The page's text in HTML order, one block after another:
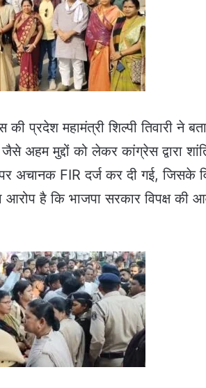
की प्रदेश महामंत्री शिल्पी तिवारी
जैसे अहम मुद्दों को लेकर कांग्रेस द्वारा
अचानक FIR दर्ज कर दी गई, जिसके
है कि भाजपा सरकार विपक्ष की